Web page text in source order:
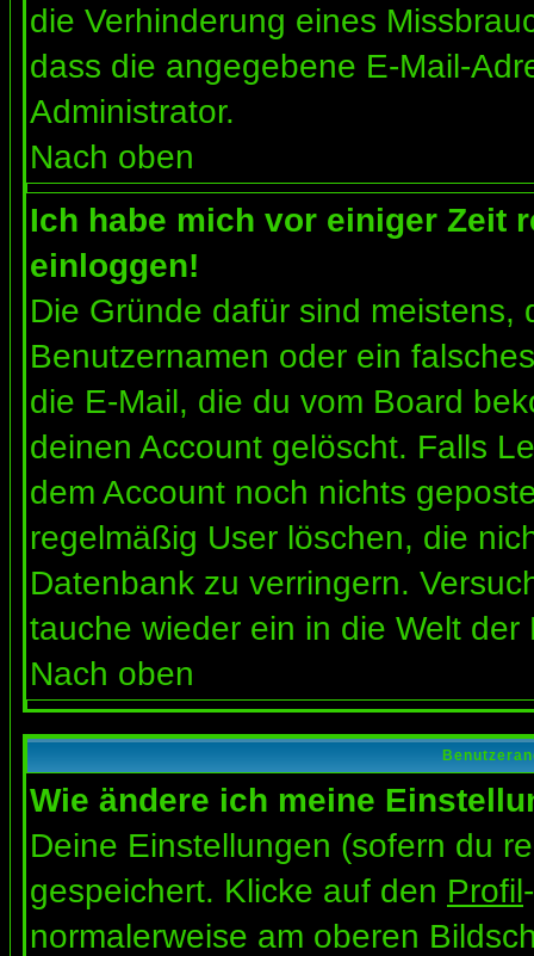
die Verhinderung eines
dass die angegebene E-Mail-
Administrator.
Nach oben
Ich habe mich vor einiger Zeit
einloggen!
Die Gründe dafür sind
Benutzernamen oder ein
die E-Mail, die du vom Board
deinen Account gelöscht. Falls
dem Account noch nichts
regelmäßig User löschen, die
Datenbank zu verringern.
tauche wieder ein in die Welt der
Nach oben
Wie ändere ich meine
Deine Einstellungen (sofern du
gespeichert. Klicke auf den Profil
normalerweise am oberen